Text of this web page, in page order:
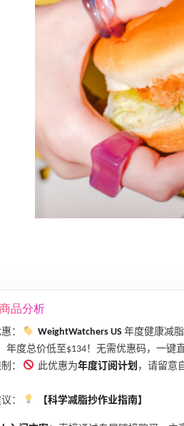
品分析
： WeightWatchers US 年度健康减
年度总价低至$134！无需优惠码，一键直
：
此优惠为年度订阅计划 ，请留意
：
【科学减脂抄作业指南】
【55专享】Bobbi Brown 美网：美妆礼
遇！满$150立省$50
满赠正装橘子眼霜+精华唇蜜等好礼
iHerb ：88全球好物节！选购日常保健、
健身补剂、护肤洗护等
无门槛7.5折
iHerb
邮
关注兰蔻、雅诗兰黛等 每日更新